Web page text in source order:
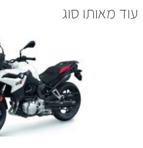
עוד מאותו סוג